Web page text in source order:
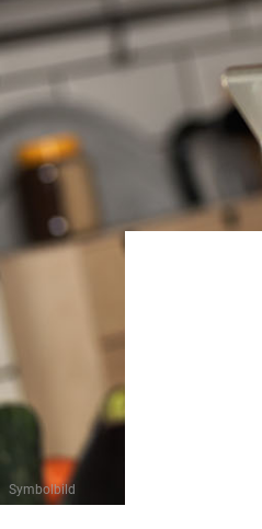
Symbolbild